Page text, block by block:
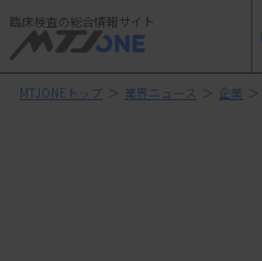
臨床検査の総合情報サイト
MTJONEトップ ＞ 業界ニュース ＞ 企業 ＞